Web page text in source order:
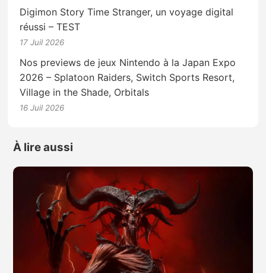
Digimon Story Time Stranger, un voyage digital
réussi – TEST
17 Juil 2026
Nos previews de jeux Nintendo à la Japan Expo
2026 – Splatoon Raiders, Switch Sports Resort,
Village in the Shade, Orbitals
16 Juil 2026
À lire aussi